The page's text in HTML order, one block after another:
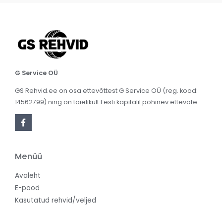
G Service OÜ
GS Rehvid.ee on osa ettevõttest G Service OÜ (reg. kood:
14562799) ning on täielikult Eesti kapitalil põhinev ettevõte.
Menüü
Avaleht
E-pood
Kasutatud rehvid/veljed